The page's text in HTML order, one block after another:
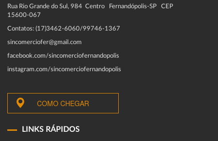
Rua Rio Grande do Sul, 984 Centro Fernandópolis-SP CEP
15600-067
Contatos: (17)3462-6060/99746-1367
sincomerciofer@gmail.com
facebook.com/sincomerciofernandopolis
instagram.com/sincomerciofernandopolis
COMO CHEGAR
LINKS RÁPIDOS